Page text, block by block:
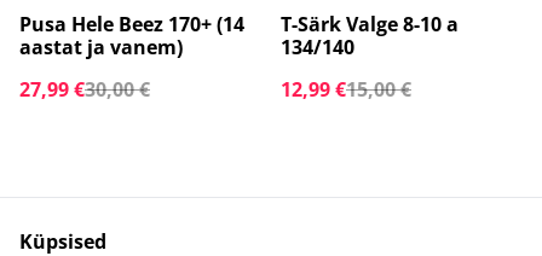
%
Pusa Hele Beez 170+ (14
aastat ja vanem)
27,99 €30,00 €
%
T-Särk Valge 8-10 a
134/140
12,99 €15,00 €
Küpsised